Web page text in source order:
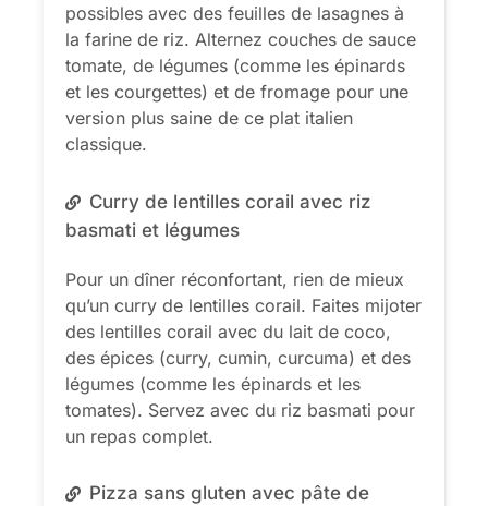
possibles avec des feuilles de lasagnes à
la farine de riz. Alternez couches de sauce
tomate, de légumes (comme les épinards
et les courgettes) et de fromage pour une
version plus saine de ce plat italien
classique.
Curry de lentilles corail avec riz
basmati et légumes
Pour un dîner réconfortant, rien de mieux
qu’un curry de lentilles corail. Faites mijoter
des lentilles corail avec du lait de coco,
des épices (curry, cumin, curcuma) et des
légumes (comme les épinards et les
tomates). Servez avec du riz basmati pour
un repas complet.
Pizza sans gluten avec pâte de